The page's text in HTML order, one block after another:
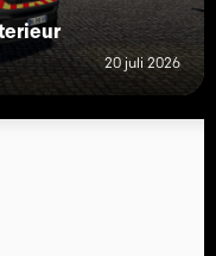
20 juli 2026